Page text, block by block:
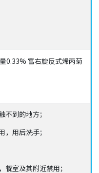
0.33% 富右旋反式烯丙菊
到的地方；
用后洗手；
室及其附近禁用；